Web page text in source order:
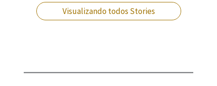
Visualizando todos Stories